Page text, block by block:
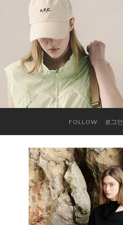
FOLLOW 로그인